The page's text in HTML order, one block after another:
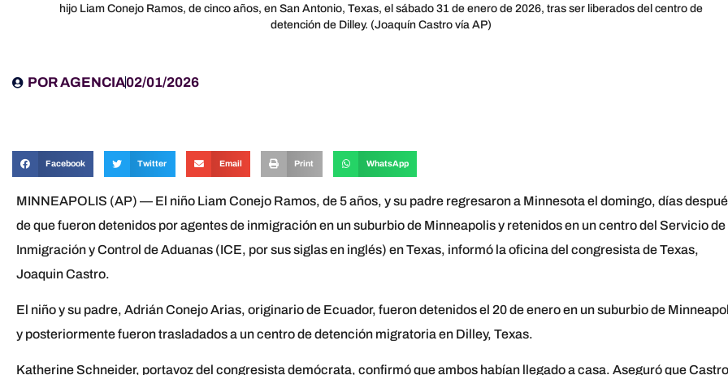
hijo Liam Conejo Ramos, de cinco años, en San Antonio, Texas, el sábado 31 de enero de 2026, tras ser liberados del centro de
detención de Dilley. (Joaquín Castro vía AP)
PORAGENCIA02/01/2026
Facebook Twitter Email Print WhatsApp
MINNEAPOLIS (AP) — El niño Liam Conejo Ramos, de 5 años, y su padre regresaron a Minnesota el domingo, días
de que fueron detenidos por agentes de inmigración en un suburbio de Minneapolis y retenidos en un centro del Servicio de
Inmigración y Control de Aduanas (ICE, por sus siglas en inglés) en Texas, informó la oficina del congresista de Texas,
Joaquin Castro.
El niño y su padre, Adrián Conejo Arias, originario de Ecuador, fueron detenidos el 20 de enero en un suburbio de
y posteriormente fueron trasladados a un centro de detención migratoria en Dilley, Texas.
Katherine Schneider, portavoz del congresista demócrata, confirmó que ambos habían llegado a casa. Aseguró que Castro